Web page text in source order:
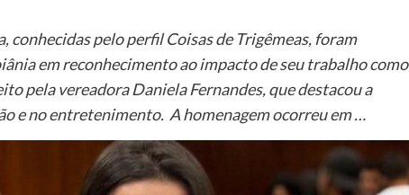
pelo perfil Coisas de Trigêmeas, foram
em reconhecimento ao impacto de seu trabalho como
pela vereadora Daniela Fernandes, que destacou a
e no entretenimento. A homenagem ocorreu em …